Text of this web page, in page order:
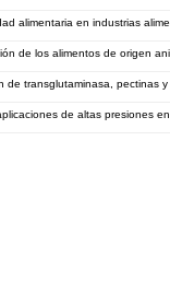
alimentaria en industrias
de los alimentos de origen
de transglutaminasa, pectinas
de altas presiones